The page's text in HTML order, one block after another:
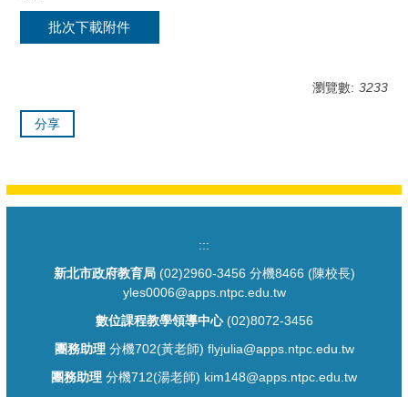
批次下載附件
瀏覽數: 3233
分享
:::
新北市政府教育局(02)2960-3456 分機8466 (陳校長)
yles0006@apps.ntpc.edu.tw
數位課程教學領導中心(02)8072-3456
團務助理分機702(黃老師) flyjulia@apps.ntpc.edu.tw
團務助理 分機712(湯老師) kim148@apps.ntpc.edu.tw